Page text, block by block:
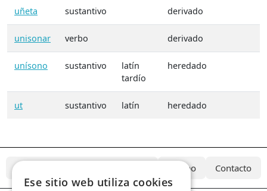
uñeta sustantivo derivado
unisonar verbo derivado
unísono sustantivo
latín
tardío
heredado
ut sustantivo latín heredado
Equipo Contacto
Ese sitio web utiliza cookies